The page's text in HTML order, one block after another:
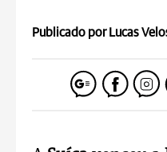
Publicado por Lucas